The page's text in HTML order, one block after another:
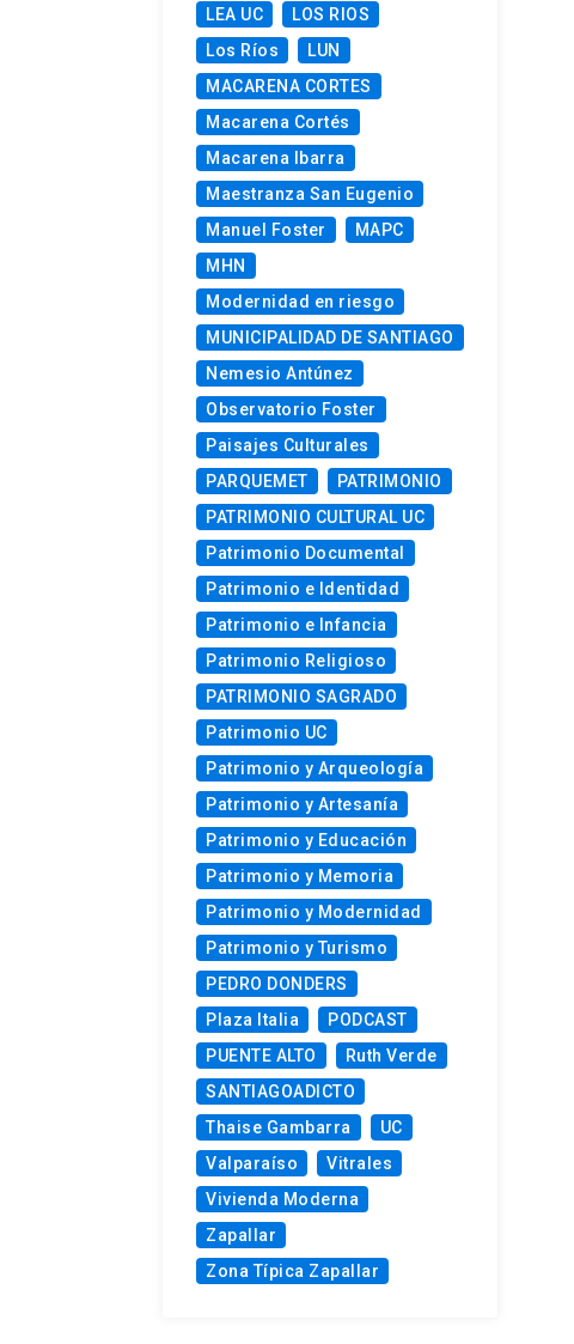
LEA UC
LOS RIOS
Los Ríos
LUN
MACARENA CORTES
Macarena Cortés
Macarena Ibarra
Maestranza San Eugenio
Manuel Foster
MAPC
MHN
Modernidad en riesgo
MUNICIPALIDAD DE SANTIAGO
Nemesio Antúnez
Observatorio Foster
Paisajes Culturales
PARQUEMET
PATRIMONIO
PATRIMONIO CULTURAL UC
Patrimonio Documental
Patrimonio e Identidad
Patrimonio e Infancia
Patrimonio Religioso
PATRIMONIO SAGRADO
Patrimonio UC
Patrimonio y Arqueología
Patrimonio y Artesanía
Patrimonio y Educación
Patrimonio y Memoria
Patrimonio y Modernidad
Patrimonio y Turismo
PEDRO DONDERS
Plaza Italia
PODCAST
PUENTE ALTO
Ruth Verde
SANTIAGOADICTO
Thaise Gambarra
UC
Valparaíso
Vitrales
Vivienda Moderna
Zapallar
Zona Típica Zapallar